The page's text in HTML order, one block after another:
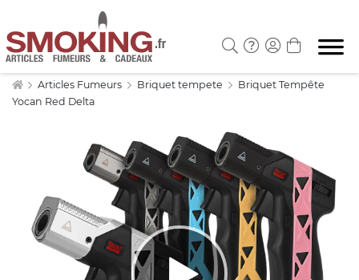
Articles Fumeurs Briquet tempete
Briquet Tempête
Yocan Red Delta